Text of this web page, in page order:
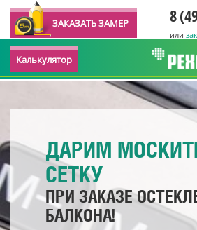
ЗАКАЗАТЬ ЗАМЕР 8
или
Калькулятор
ДАРИМ
СЕТКУ
ПРИ ЗАКАЗЕ
БАЛКОНА!